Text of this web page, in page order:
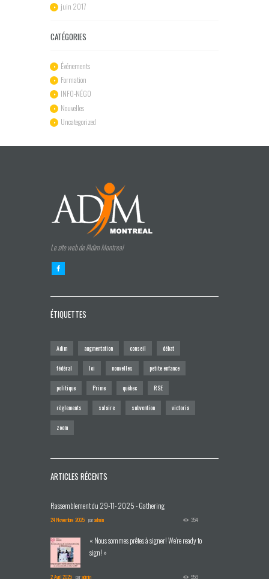
juin 2017
CATÉGORIES
Événements
Formation
INFO-NÉGO
Nouvelles
Uncategorized
Le site web de l'Adim Montreal
ÉTIQUETTES
Adim augmentation conseil débat
fédéral loi nouvelles petite enfance
politique Prime québec RSE
règlements salaire subvention victoria
zoom
ARTICLES RÉCENTS
Rassemblement du 29-11- 2025 - Gathering
24 Novembre 2025 paradmin 354
« Nous sommes prêtes à signer! We're ready to
sign! »
2 Avril 2025 paradmin 959